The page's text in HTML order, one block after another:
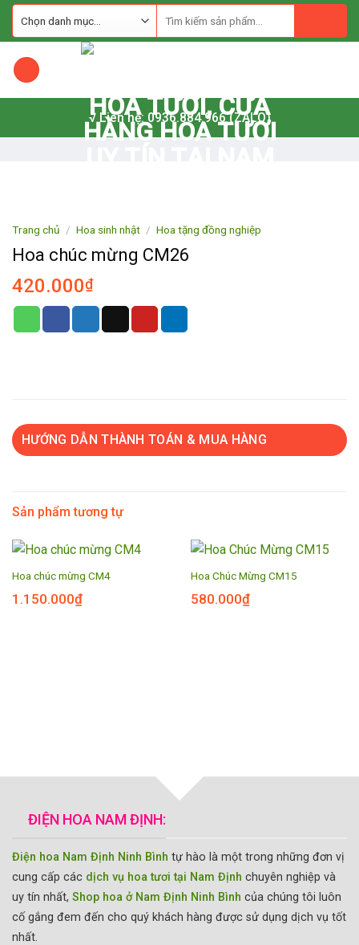
Skip
√ Liên hệ: 0936.884.966 (ZALO)
Trang chủ / Hoa sinh nhật / Hoa tặng đồng nghiệp
Hoa chúc mừng CM26
420.000₫
HƯỚNG DẪN THÀNH TOÁN & MUA HÀNG
Sản phẩm tương tự
Hoa chúc mừng CM4
1.150.000₫
Hoa Chúc Mừng CM15
580.000₫
ĐIỆN HOA NAM ĐỊNH:
Điện hoa Nam Định Ninh Bình tự hào là một trong những đơn vị
cung cấp các dịch vụ hoa tươi tại Nam Định chuyên nghiệp và
uy tín nhất, Shop hoa ở Nam Định Ninh Bình của chúng tôi luôn
cố gắng đem đến cho quý khách hàng được sử dụng dịch vụ tốt
nhất.